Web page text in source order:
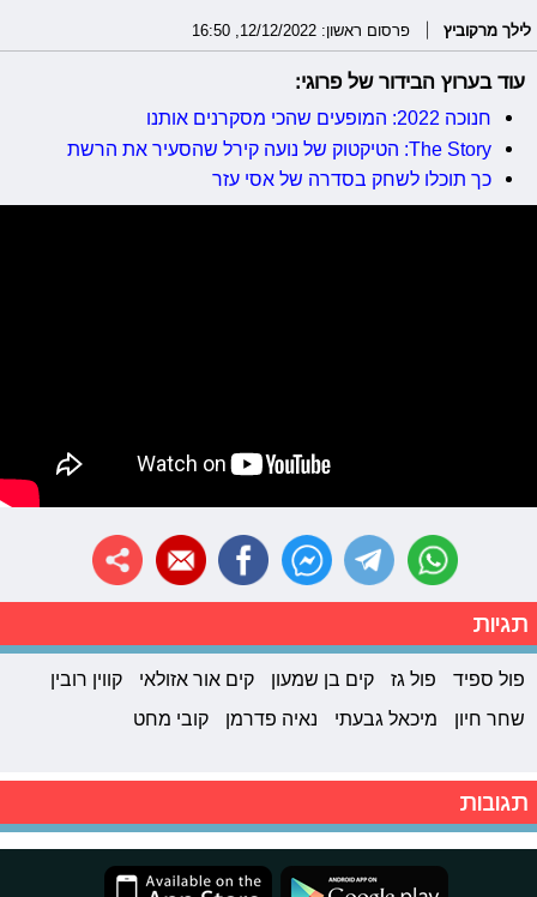
לילך מרקוביץ פרסום ראשון: 12/12/2022, 16:50
עוד בערוץ הבידור של פרוגי:
חנוכה 2022: המופעים שהכי מסקרנים אותנו
The Story: הטיקטוק של נועה קירל שהסעיר את הרשת
כך תוכלו לשחק בסדרה של אסי עזר
תגיות
פול ספיד פול גז קים בן שמעון קים אור אזולאי
קווין רובין
שחר חיון
מיכאל גבעתי נאיה פדרמן קובי מחט
תגובות